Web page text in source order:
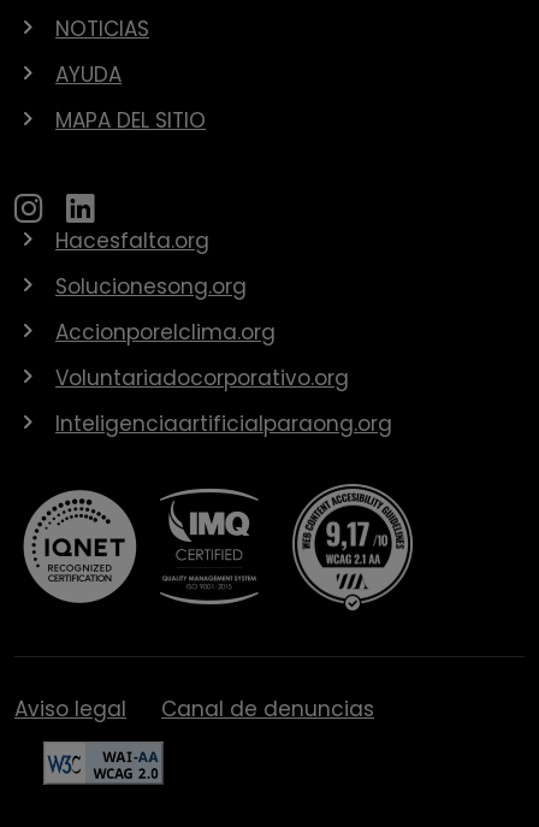
NOTICIAS
AYUDA
MAPA DEL SITIO
Hacesfalta.org
Solucionesong.org
Accionporelclima.org
Voluntariadocorporativo.org
Inteligenciaartificialparaong.org
Aviso legal Canal de denuncias